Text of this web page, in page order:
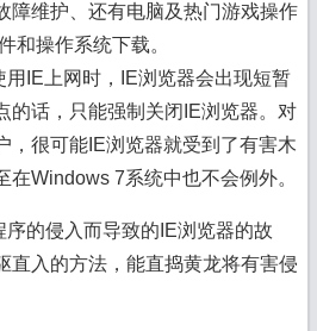
障维护、还有电脑及热门游戏操作
和操作系统下载。
IE 上网时，IE浏览器会出现短暂
的话，只能强制关闭IE浏览器。对
，很可能IE浏览器就受到了有害木
在Windows 7系统中也不会例外。
的侵入而导致的IE浏览器的故
直入的方法，能直捣黄龙将有害侵